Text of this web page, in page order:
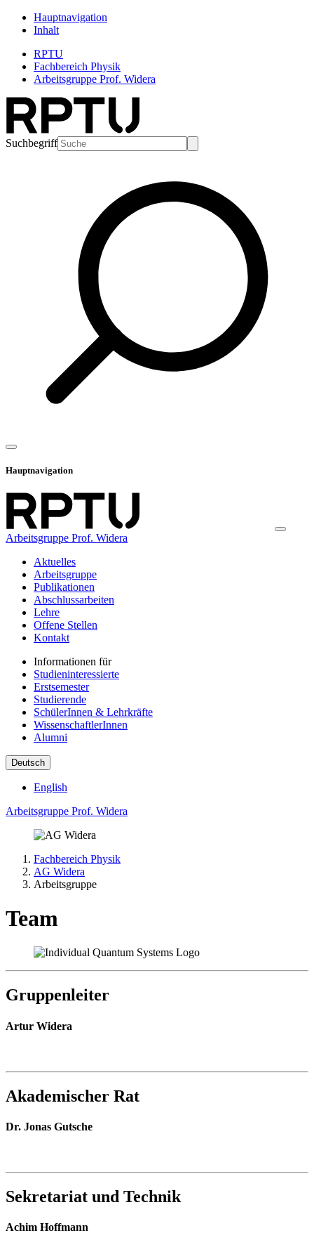
Hauptnavigation
Inhalt
RPTU
Fachbereich Physik
Arbeitsgruppe Prof. Widera
Suchbegriff
Hauptnavigation
Arbeitsgruppe Prof. Widera
Aktuelles
Arbeitsgruppe
Publikationen
Abschlussarbeiten
Lehre
Offene Stellen
Kontakt
Informationen für
Studieninteressierte
Erstsemester
Studierende
SchülerInnen & Lehrkräfte
WissenschaftlerInnen
Alumni
Deutsch
English
Arbeitsgruppe Prof. Widera
Fachbereich Physik
AG Widera
Arbeitsgruppe
Team
Gruppenleiter
Artur Widera
Akademischer Rat
Dr. Jonas Gutsche
Sekretariat und Technik
Achim Hoffmann